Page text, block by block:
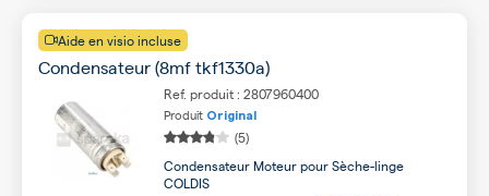
Aide en visio incluse
Condensateur (8mf tkf1330a)
Ref. produit : 2807960400
Produit Original
(5)
Condensateur Moteur pour Sèche-linge
COLDIS